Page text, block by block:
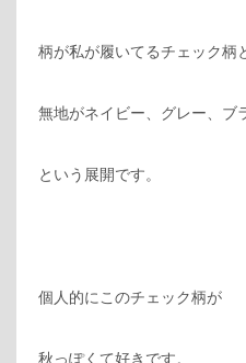
柄が私が履いてるチェック柄
無地がネイビー、グレー、ブ
という展開です。
個人的にこのチェック柄が
秋っぽくて好きです。